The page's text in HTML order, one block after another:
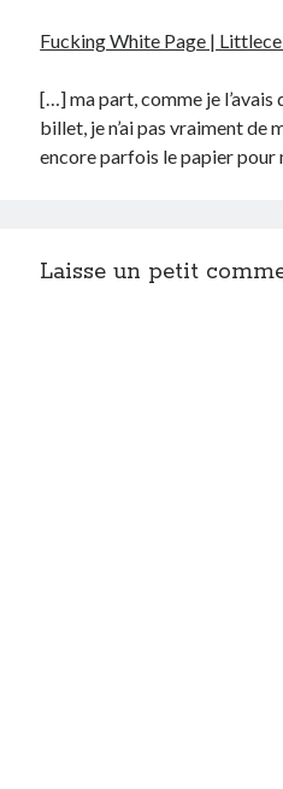
Fucking White Page |
[…] ma part, comme je
billet, je n’ai pas vraiment de
encore parfois le papier
Laisse un petit